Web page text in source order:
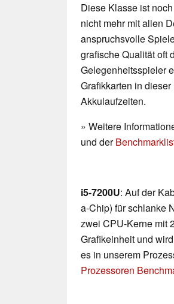
Diese Klasse ist
nicht mehr mit allen
anspruchsvolle
grafische Qualität oft
Gelegenheitsspieler
Grafikkarten in
Akkulaufzeiten.
» Weitere
und der
i5-7200U: Auf der
a-Chip) für schlanke
zwei CPU-Kerne mit
Grafikeinheit und
es in unserem
Prozessoren